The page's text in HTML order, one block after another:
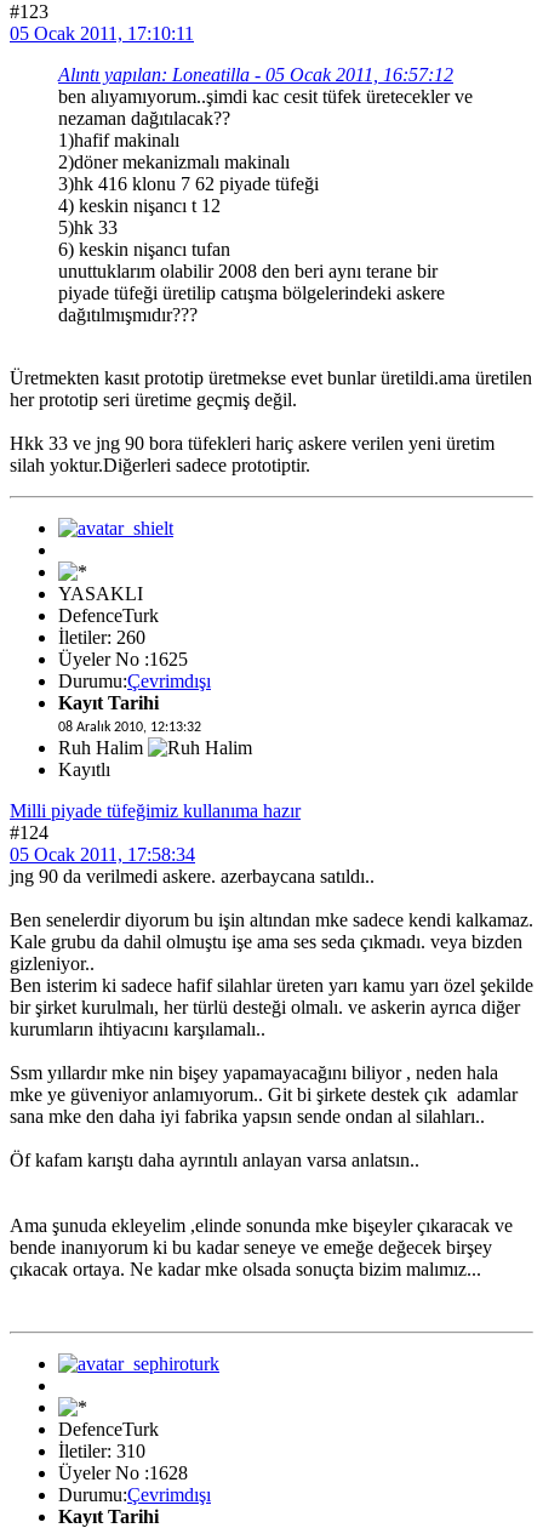
#123
05 Ocak 2011, 17:10:11
Alıntı yapılan: Loneatilla - 05 Ocak 2011, 16:57:12
ben alıyamıyorum..şimdi kac cesit tüfek üretecekler ve
nezaman dağıtılacak??
1)hafif makinalı
2)döner mekanizmalı makinalı
3)hk 416 klonu 7 62 piyade tüfeği
4) keskin nişancı t 12
5)hk 33
6) keskin nişancı tufan
unuttuklarım olabilir 2008 den beri aynı terane bir
piyade tüfeği üretilip catışma bölgelerindeki askere
dağıtılmışmıdır???
Üretmekten kasıt prototip üretmekse evet bunlar üretildi.ama üretilen
her prototip seri üretime geçmiş değil.
Hkk 33 ve jng 90 bora tüfekleri hariç askere verilen yeni üretim
silah yoktur.Diğerleri sadece prototiptir.
YASAKLI
DefenceTurk
İletiler: 260
Üyeler No :1625
Durumu:Çevrimdışı
Kayıt Tarihi
08 Aralık 2010, 12:13:32
Ruh Halim
Kayıtlı
Milli piyade tüfeğimiz kullanıma hazır
#124
05 Ocak 2011, 17:58:34
jng 90 da verilmedi askere. azerbaycana satıldı..
Ben senelerdir diyorum bu işin altından mke sadece kendi kalkamaz.
Kale grubu da dahil olmuştu işe ama ses seda çıkmadı. veya bizden
gizleniyor..
Ben isterim ki sadece hafif silahlar üreten yarı kamu yarı özel şekilde
bir şirket kurulmalı, her türlü desteği olmalı. ve askerin ayrıca diğer
kurumların ihtiyacını karşılamalı..
Ssm yıllardır mke nin bişey yapamayacağını biliyor , neden hala
mke ye güveniyor anlamıyorum.. Git bi şirkete destek çık adamlar
sana mke den daha iyi fabrika yapsın sende ondan al silahları..
Öf kafam karıştı daha ayrıntılı anlayan varsa anlatsın..
Ama şunuda ekleyelim ,elinde sonunda mke bişeyler çıkaracak ve
bende inanıyorum ki bu kadar seneye ve emeğe değecek birşey
çıkacak ortaya. Ne kadar mke olsada sonuçta bizim malımız...
DefenceTurk
İletiler: 310
Üyeler No :1628
Durumu:Çevrimdışı
Kayıt Tarihi